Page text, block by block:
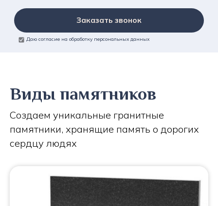
Заказать звонок
Даю согласие на обработку персональных данных
Виды памятников
Создаем уникальные гранитные
памятники, хранящие память о дорогих
сердцу людях